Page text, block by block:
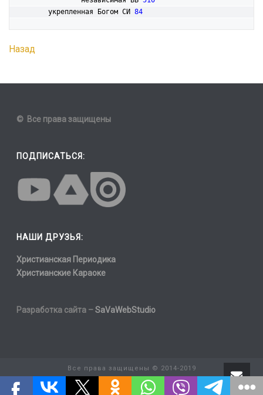
	укрепленная Богом СИ
84
Назад
© Все права защищены
ПОДПИСАТЬСЯ:
НАШИ ДРУЗЬЯ:
Христианская Периодика
Христианские Караоке
Разработка сайта –SaVaWebStudio
Все права защищены © 2014-2019